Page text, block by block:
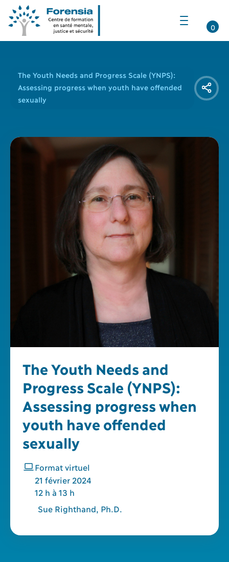
0
la
navigation
site
The Youth Needs and Progress Scale (YNPS):
Assessing progress when youth have offended
sexually
The Youth Needs and
Progress Scale (YNPS):
Assessing progress when
youth have offended
sexually
Format virtuel
21 février 2024
12 h à 13 h
Sue Righthand, Ph.D.